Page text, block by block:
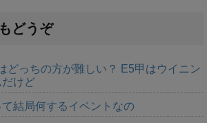
どうぞ
どっちの方が難しい？ E5甲はウイニン
けど
て結局何するイベントなの